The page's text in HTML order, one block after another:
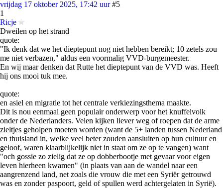
vrijdag 17 oktober 2025, 17:42 uur #5
1
Ricje
Dweilen op het strand
quote:
"Ik denk dat we het dieptepunt nog niet hebben bereikt; 10 zetels zou
me niet verbazen," aldus een voormalig VVD-burgemeester.
En wij maar denken dat Rutte het dieptepunt van de VVD was. Heeft
hij ons mooi tuk mee.
quote:
en asiel en migratie tot het centrale verkiezingsthema maakte.
Dit is nou eenmaal geen populair onderwerp voor het knuffelvolk
onder de Nederlanders. Velen kijken liever weg of roepen dat de arme
zieltjes geholpen moeten worden (want de 5+ landen tussen Nederland
en thuisland in, welke veel beter zouden aansluiten op hun cultuur en
geloof, waren klaarblijkelijk niet in staat om ze op te vangen) want
"och gossie zo zielig dat ze op dobberbootje met gevaar voor eigen
leven hierheen kwamen" (in plaats van aan de wandel naar een
aangrenzend land, net zoals die vrouw die met een Syriër getrouwd
was en zonder paspoort, geld of spullen werd achtergelaten in Syrië).